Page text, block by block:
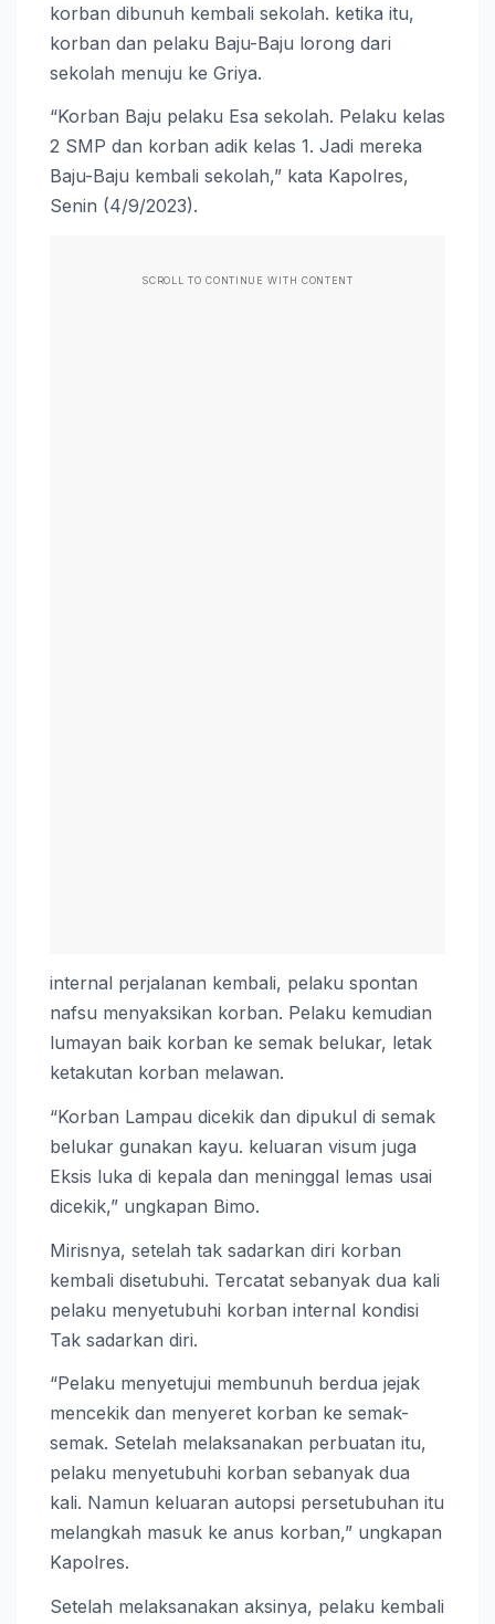
korban dibunuh kembali sekolah. ketika itu,
korban dan pelaku Baju-Baju lorong dari
sekolah menuju ke Griya.
“Korban Baju pelaku Esa sekolah. Pelaku kelas
2 SMP dan korban adik kelas 1. Jadi mereka
Baju-Baju kembali sekolah,” kata Kapolres,
Senin (4/9/2023).
SCROLL TO CONTINUE WITH CONTENT
internal perjalanan kembali, pelaku spontan
nafsu menyaksikan korban. Pelaku kemudian
lumayan baik korban ke semak belukar, letak
ketakutan korban melawan.
“Korban Lampau dicekik dan dipukul di semak
belukar gunakan kayu. keluaran visum juga
Eksis luka di kepala dan meninggal lemas usai
dicekik,” ungkapan Bimo.
Mirisnya, setelah tak sadarkan diri korban
kembali disetubuhi. Tercatat sebanyak dua kali
pelaku menyetubuhi korban internal kondisi
Tak sadarkan diri.
“Pelaku menyetujui membunuh berdua jejak
mencekik dan menyeret korban ke semak-
semak. Setelah melaksanakan perbuatan itu,
pelaku menyetubuhi korban sebanyak dua
kali. Namun keluaran autopsi persetubuhan itu
melangkah masuk ke anus korban,” ungkapan
Kapolres.
Setelah melaksanakan aksinya, pelaku kembali